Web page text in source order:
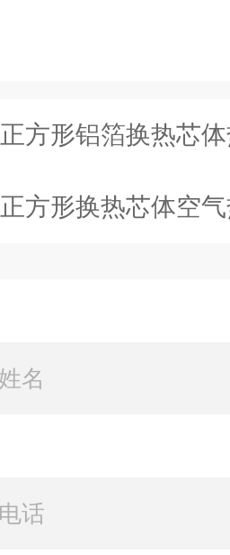
正方形铝箔换热芯
正方形换热芯体空